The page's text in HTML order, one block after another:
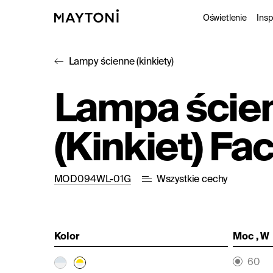
Oświetlenie
Studio
Lampy ścienne (kinkiety)
Lampa
(Kinkiet)
MOD094WL-01G Wszystkie cechy
Kolor Moc , W
60